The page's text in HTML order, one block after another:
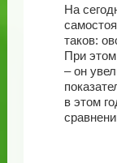
На
таков:
При
– он
в этом